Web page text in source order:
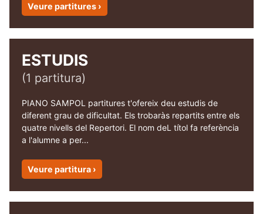
Veure partitures ›
ESTUDIS
(1 partitura)
PIANO SAMPOL partitures t'ofereix deu estudis de
diferent grau de dificultat. Els trobaràs repartits entre els
quatre nivells del Repertori. El nom deL títol fa referència
a l'alumne a per...
Veure partitura ›